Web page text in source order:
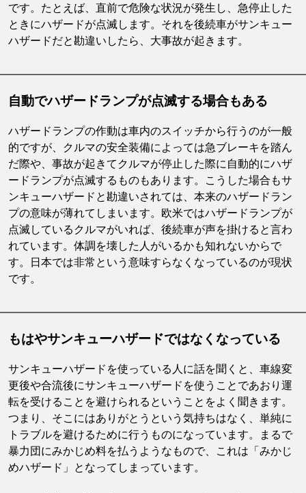
です。たとえば、直前で危険な状況が発生し、急停止した
ときにハザードが点滅します。それを後続車がサンキュー
ハザードだと勘違いしたら、大事故が起きます。
自動でハザードランプが点滅する場合もある
ハザードランプの作動は車内のスイッチから行うのが一般
的ですが、クルマの安全装備によっては急ブレーキを踏ん
だ際や、事故が起きてクルマが停止した際に自動的にハザ
ードランプが点滅するものもあります。こうした場合もサ
ンキューハザードと勘違いされては、本来のハザードラン
プの意味が薄れてしまいます。欧米ではハザードランプが
点滅しているクルマがいれば、後続車が声を掛けると言わ
れています。体調を壊した人がいるかも知れないからで
す。日本では非常という意味すらなくなっているのが現状
です。
もはやサンキューハザードではなくなっている
サンキューハザードを使っている人に話を聞くと、車線変
更後や合流後にサンキューハザードを使うことであおり運
転を受けることを避けられるということをよく聞きます。
つまり、そこにはありがとうという気持ちはなく、単純に
トラブルを避けるために行うものになっています。まるで
暴力団にみかじめ料を払うようなもので、これは「みかじ
めハザード」となってしまっています。